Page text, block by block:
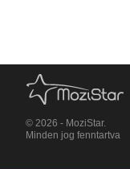
© 2026 - MoziStar.
Minden jog fenntartva